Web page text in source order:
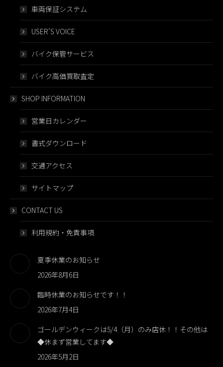
車両保証システム
USER’S VOICE
バイク保管サービス
バイク高価買取査定
SHOP INFORMATION
営業日カレンダー
書式ダウンロード
交通アクセス
サイトマップ
CONTACT US
利用規約・免責事項
夏季休業のお知らせ
2026年8月6日
臨時休業のお知らせです！！
2026年7月4日
ゴールデンウィークは5/4（月）のみ店休！！その他は
◆休まず営業してます◆
2026年5月2日